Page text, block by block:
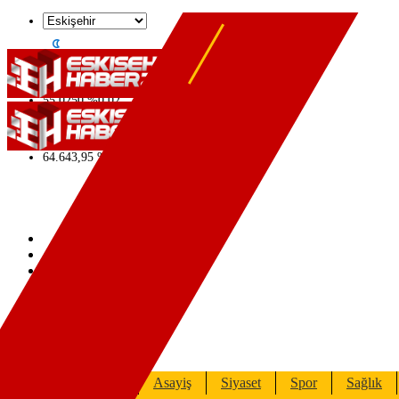
22
C
47,6006 %0.06
55,0250 %0.02
64,2398 %0.2
6500.87 %0.12
13.799 %70
64.643,95 %
Asayiş Siyaset Spor Sağlık